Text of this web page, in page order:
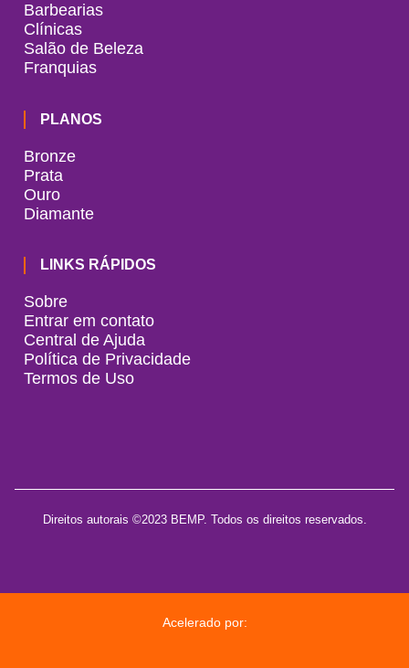
Barbearias
Clínicas
Salão de Beleza
Franquias
PLANOS
Bronze
Prata
Ouro
Diamante
LINKS RÁPIDOS
Sobre
Entrar em contato
Central de Ajuda
Política de Privacidade
Termos de Uso
Direitos autorais ©2023 BEMP. Todos os direitos reservados.
Acelerado por: